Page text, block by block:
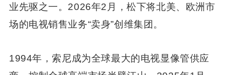
业先驱之一。2026年2月，松下将北美、欧洲市
场的电视销售业务“卖身”创维集团。
1994年，索尼成为全球最大的电视显像管供应